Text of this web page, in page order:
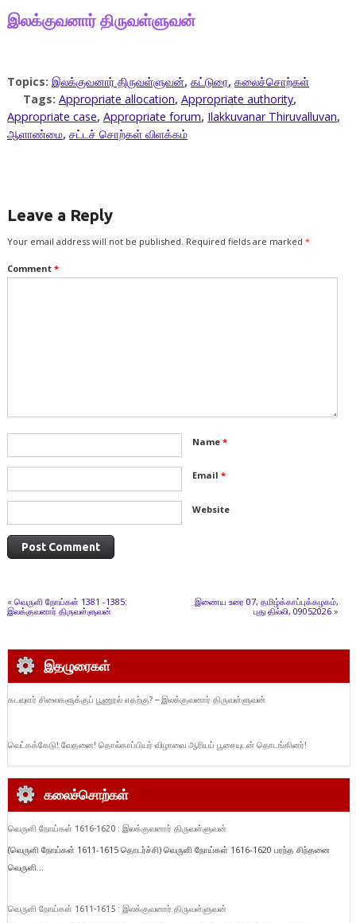
இலக்குவனார் திருவள்ளுவன்
Topics: இலக்குவனார் திருவள்ளுவன், கட்டுரை, கலைச்சொற்கள்
Tags: Appropriate allocation, Appropriate authority,
Appropriate case, Appropriate forum, Ilakkuvanar Thiruvalluvan,
ஆளாண்மை, சட்டச் சொற்கள் விளக்கம்
Leave a Reply
Your email address will not be published. Required fields are marked *
Comment *
Name *
Email *
Website
« வெருளி நோய்கள் 1381 -1385:
இலக்குவனார் திருவள்ளுவன்
இணைய உரை 07, தமிழ்க்காப்புக்கழகம்,
புது தில்லி, 09052026 »
இதழுரைகள்
கடவுளர் சிலைகளுக்குப் பூணூல் எதற்கு? – இலக்குவனார் திருவள்ளுவன்
வெட்கக்கேடு! வேதனை! தொல்காப்பியர் விழாவை ஆரியப் பூசையுடன் தொடங்கினர்!
கலைச்சொற்கள்
வெருளி நோய்கள் 1616-1620 : இலக்குவனார் திருவள்ளுவன்
(வெருளி நோய்கள் 1611-1615 தொடர்ச்சி) வெருளி நோய்கள் 1616-1620 பரந்த சிந்தனை
வெருளி...
வெருளி நோய்கள் 1611-1615 : இலக்குவனார் திருவள்ளுவன்